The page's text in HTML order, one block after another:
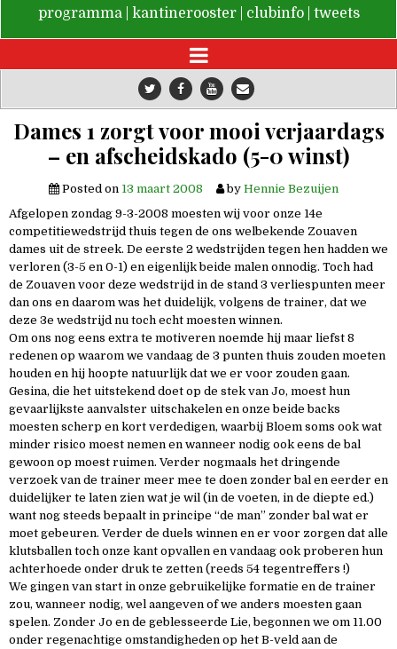
programma
kantinerooster clubinfo tweets
Dames 1 zorgt voor mooi verjaardags
– en afscheidskado (5-0 winst)
Posted on 13 maart 2008 by Hennie Bezuijen
Afgelopen zondag 9-3-2008 moesten wij voor onze 14e
competitiewedstrijd thuis tegen de ons welbekende Zouaven
dames uit de streek. De eerste 2 wedstrijden tegen hen hadden we
verloren (3-5 en 0-1) en eigenlijk beide malen onnodig. Toch had
de Zouaven voor deze wedstrijd in de stand 3 verliespunten meer
dan ons en daarom was het duidelijk, volgens de trainer, dat we
deze 3e wedstrijd nu toch echt moesten winnen.
Om ons nog eens extra te motiveren noemde hij maar liefst 8
redenen op waarom we vandaag de 3 punten thuis zouden moeten
houden en hij hoopte natuurlijk dat we er voor zouden gaan.
Gesina, die het uitstekend doet op de stek van Jo, moest hun
gevaarlijkste aanvalster uitschakelen en onze beide backs
moesten scherp en kort verdedigen, waarbij Bloem soms ook wat
minder risico moest nemen en wanneer nodig ook eens de bal
gewoon op moest ruimen. Verder nogmaals het dringende
verzoek van de trainer meer mee te doen zonder bal en eerder en
duidelijker te laten zien wat je wil (in de voeten, in de diepte ed.)
want nog steeds bepaalt in principe “de man” zonder bal wat er
moet gebeuren. Verder de duels winnen en er voor zorgen dat alle
klutsballen toch onze kant opvallen en vandaag ook proberen hun
achterhoede onder druk te zetten (reeds 54 tegentreffers !)
We gingen van start in onze gebruikelijke formatie en de trainer
zou, wanneer nodig, wel aangeven of we anders moesten gaan
spelen. Zonder Jo en de geblesseerde Lie, begonnen we om 11.00
onder regenachtige omstandigheden op het B-veld aan de